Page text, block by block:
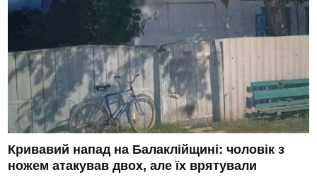
Кривавий напад на Балаклійщині: чоловік з
ножем атакував двох, але їх врятували